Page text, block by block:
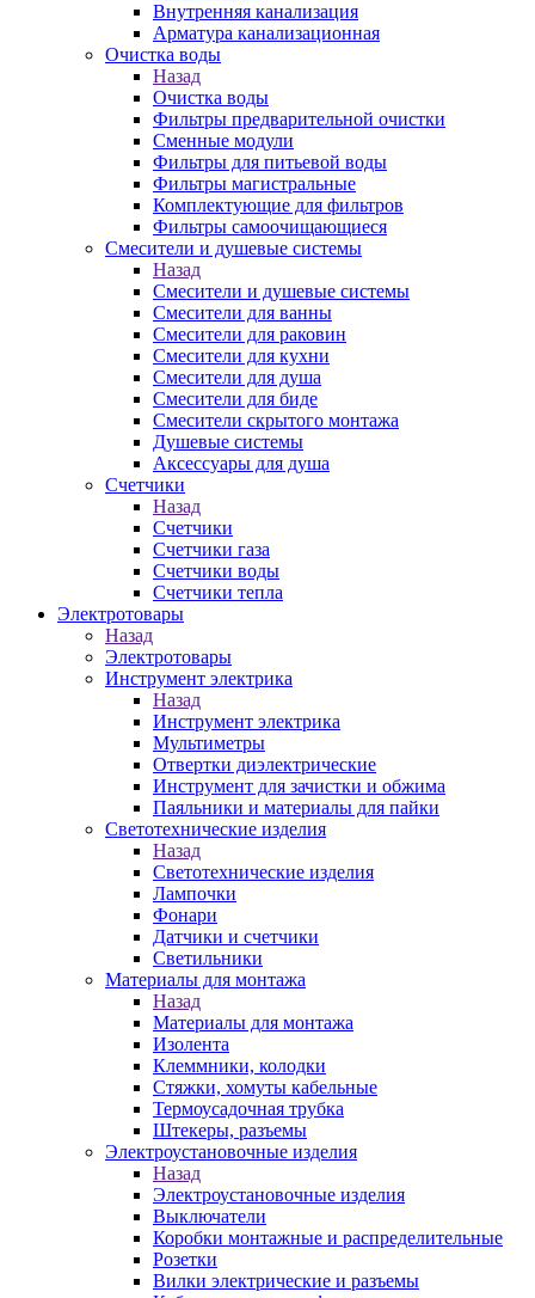
Внутренняя канализация
Арматура канализационная
Очистка воды
Назад
Очистка воды
Фильтры предварительной очистки
Сменные модули
Фильтры для питьевой воды
Фильтры магистральные
Комплектующие для фильтров
Фильтры самоочищающиеся
Смесители и душевые системы
Назад
Смесители и душевые системы
Смесители для ванны
Смесители для раковин
Смесители для кухни
Смесители для душа
Смесители для биде
Смесители скрытого монтажа
Душевые системы
Аксессуары для душа
Счетчики
Назад
Счетчики
Счетчики газа
Счетчики воды
Счетчики тепла
Электротовары
Назад
Электротовары
Инструмент электрика
Назад
Инструмент электрика
Мультиметры
Отвертки диэлектрические
Инструмент для зачистки и обжима
Паяльники и материалы для пайки
Светотехнические изделия
Назад
Светотехнические изделия
Лампочки
Фонари
Датчики и счетчики
Светильники
Материалы для монтажа
Назад
Материалы для монтажа
Изолента
Клеммники, колодки
Стяжки, хомуты кабельные
Термоусадочная трубка
Штекеры, разъемы
Электроустановочные изделия
Назад
Электроустановочные изделия
Выключатели
Коробки монтажные и распределительные
Розетки
Вилки электрические и разъемы